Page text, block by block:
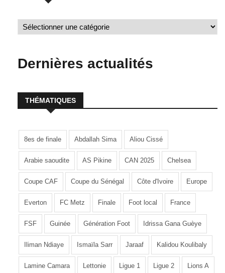
Dernières actualités
THÉMATIQUES
8es de finale Abdallah Sima Aliou Cissé
Arabie saoudite AS Pikine CAN 2025 Chelsea
Coupe CAF Coupe du Sénégal Côte d'Ivoire Europe
Everton FC Metz Finale Foot local France
FSF Guinée Génération Foot Idrissa Gana Guèye
Iliman Ndiaye Ismaïla Sarr Jaraaf Kalidou Koulibaly
Lamine Camara Lettonie Ligue 1 Ligue 2 Lions A